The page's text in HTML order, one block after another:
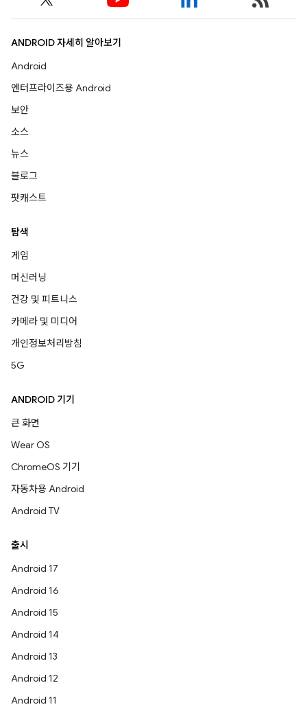
ANDROID 자세히 알아보기
Android
엔터프라이즈용 Android
보안
소스
뉴스
블로그
팟캐스트
탐색
게임
머신러닝
건강 및 피트니스
카메라 및 미디어
개인정보처리방침
5G
ANDROID 기기
큰 화면
Wear OS
ChromeOS 기기
자동차용 Android
Android TV
출시
Android 17
Android 16
Android 15
Android 14
Android 13
Android 12
Android 11